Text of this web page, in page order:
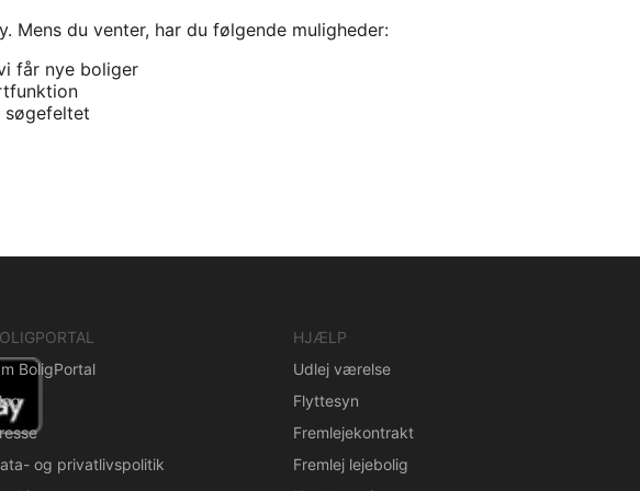
Mens du venter, har du følgende muligheder:
får nye boliger
søgefeltet
BoligPortal
og privatlivspolitik
HJÆLP
Udlej værelse
Flyttesyn
Fremlejekontrakt
Fremlej lejebolig